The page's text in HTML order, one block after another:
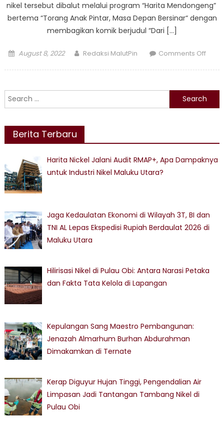
nikel tersebut dibalut melalui program “Harita Mendongeng”
bertema “Torang Anak Pintar, Masa Depan Bersinar“ dengan
membagikan komik berjudul “Dari […]
Posted
August 8, 2022 Author
Redaksi MalutPin Comments Offon
Siswa
SD
di
Obi
Search
for:
Berita Terbaru
Harita Nickel Jalani Audit RMAP+, Apa Dampaknya
untuk Industri Nikel Maluku Utara?
Jaga Kedaulatan Ekonomi di Wilayah 3T, BI dan
TNI AL Lepas Ekspedisi Rupiah Berdaulat 2026 di
Maluku Utara
Hilirisasi Nikel di Pulau Obi: Antara Narasi Petaka
dan Fakta Tata Kelola di Lapangan
Kepulangan Sang Maestro Pembangunan:
Jenazah Almarhum Burhan Abdurahman
Dimakamkan di Ternate
Kerap Diguyur Hujan Tinggi, Pengendalian Air
Limpasan Jadi Tantangan Tambang Nikel di
Pulau Obi